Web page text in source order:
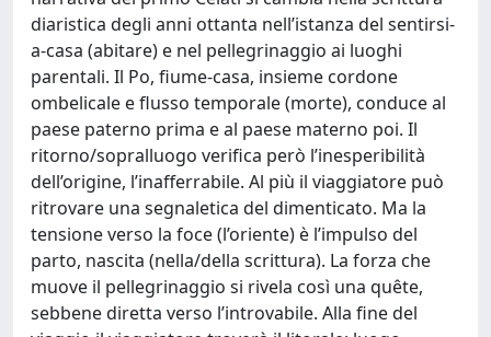
diaristica degli anni ottanta nell’istanza del sentirsi-
a-casa (abitare) e nel pellegrinaggio ai luoghi
parentali. Il Po, fiume-casa, insieme cordone
ombelicale e flusso temporale (morte), conduce al
paese paterno prima e al paese materno poi. Il
ritorno/sopralluogo verifica però l’inesperibilità
dell’origine, l’inafferrabile. Al più il viaggiatore può
ritrovare una segnaletica del dimenticato. Ma la
tensione verso la foce (l’oriente) è l’impulso del
parto, nascita (nella/della scrittura). La forza che
muove il pellegrinaggio si rivela così una quête,
sebbene diretta verso l’introvabile. Alla fine del